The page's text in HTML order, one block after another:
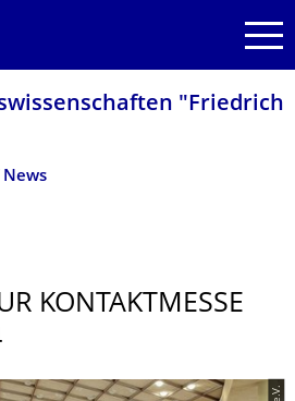
"Friedrich
News
KONTAKTMESSE